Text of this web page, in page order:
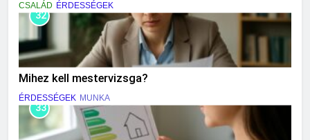
CSALÁD ÉRDESSÉGEK
32
Mihez kell mestervizsga?
ÉRDESSÉGEK MUNKA
33